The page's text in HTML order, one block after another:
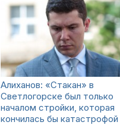
Алиханов: «Стакан» в
Светлогорске был только
началом стройки, которая
кончилась бы катастрофой